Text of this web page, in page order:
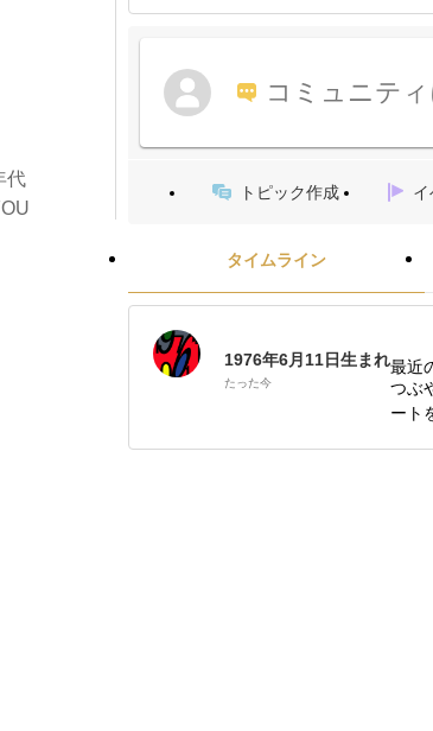
コミュニテ
トピック作成
タイムライン
1976年6月11日生まれ
たった今
最近
つぶ
ート
代